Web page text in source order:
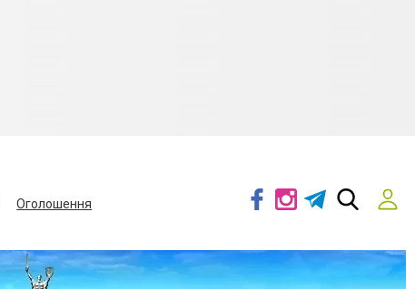
Оголошення